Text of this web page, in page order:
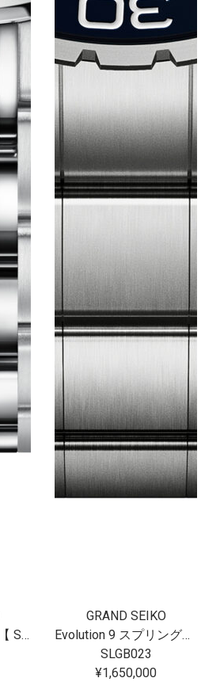
Heritage Collection 【 SBGX361 】
GRAND SEIKO
Evolution 9 スプリングドライブU.F.A. Ushio 300 Diver SLGB023
SLGB023
¥1,650,000